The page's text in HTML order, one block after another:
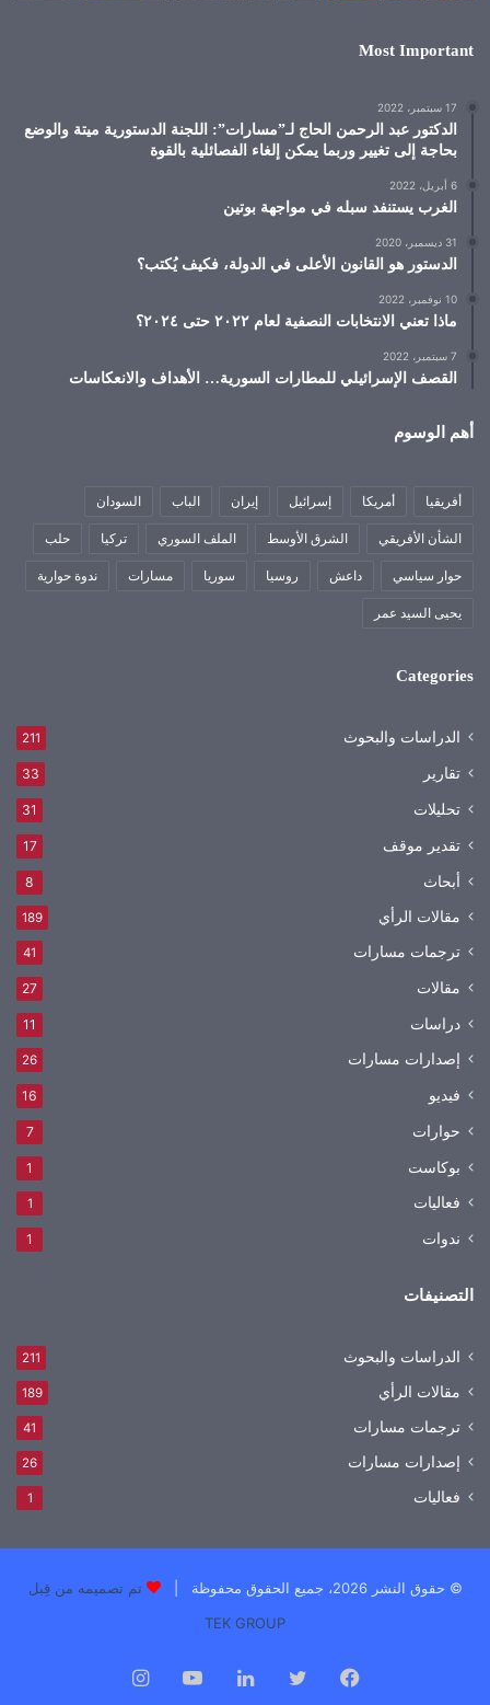
Most Important
17 سبتمبر، 2022
الدكتور عبد الرحمن الحاج لـ”مسارات”: اللجنة الدستورية ميتة والوضع
بحاجة إلى تغيير وربما يمكن إلغاء الفصائلية بالقوة
6 أبريل، 2022
الغرب يستنفد سبله في مواجهة بوتين
31 ديسمبر، 2020
الدستور هو القانون الأعلى في الدولة، فكيف يُكتب؟
10 نوفمبر، 2022
ماذا تعني الانتخابات النصفية لعام ٢٠٢٢ حتى ٢٠٢٤؟
7 سبتمبر، 2022
القصف الإسرائيلي للمطارات السورية… الأهداف والانعكاسات
أهم الوسوم
أفريقيا أمريكا إسرائيل إيران الباب السودان
الشأن الأفريقي الشرق الأوسط الملف السوري تركيا حلب
حوار سياسي داعش روسيا سوريا مسارات ندوة حوارية
يحيى السيد عمر
Categories
الدراسات والبحوث 211
تقارير 33
تحليلات 31
تقدير موقف 17
أبحاث 8
مقالات الرأي 189
ترجمات مسارات 41
مقالات 27
دراسات 11
إصدارات مسارات 26
فيديو 16
حوارات 7
بوكاست 1
فعاليات 1
ندوات 1
التصنيفات
الدراسات والبحوث 211
مقالات الرأي 189
ترجمات مسارات 41
إصدارات مسارات 26
فعاليات 1
© حقوق النشر 2026، جميع الحقوق محفوظة |
تم تصميمه من قِبل
TEK GROUP
فيسبوك تويتر لينكدإن يوتيوب